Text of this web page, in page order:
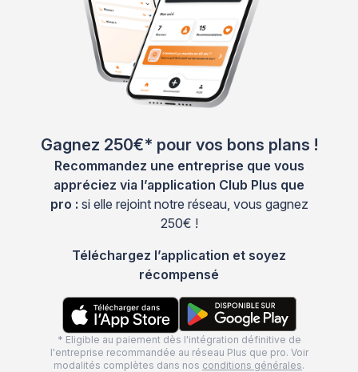
Gagnez 250€* pour vos bons plans !
Recommandez une entreprise que vous
appréciez via l’application Club Plus que
pro : si elle rejoint notre réseau, vous gagnez
250€ !
Téléchargez l’application et soyez
récompensé
* Eligible au paiement dès l'intégration définitive de
l'entreprise recommandée au réseau Plus que pro. Voir
modalités complètes dans nos conditions générales.